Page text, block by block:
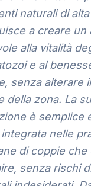
naturali di
a creare un
alla vitalità
e al
senza alterare
della zona. La
è semplice
nelle
di coppie che
senza rischi